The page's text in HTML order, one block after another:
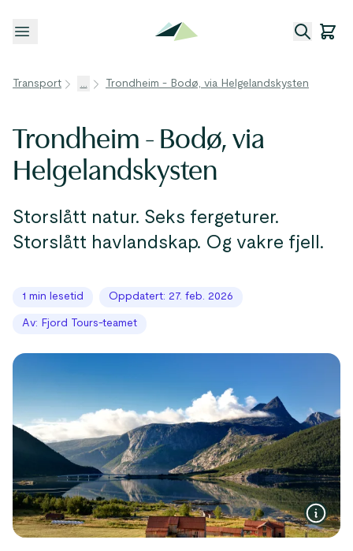
Åpne meny
Transport ... Trondheim - Bodø, via Helgelandskysten
Trondheim - Bodø, via
Helgelandskysten
Storslått natur. Seks fergeturer.
Storslått havlandskap. Og vakre fjell.
1 min lesetid Oppdatert: 27. feb. 2026
Av: Fjord Tours-teamet